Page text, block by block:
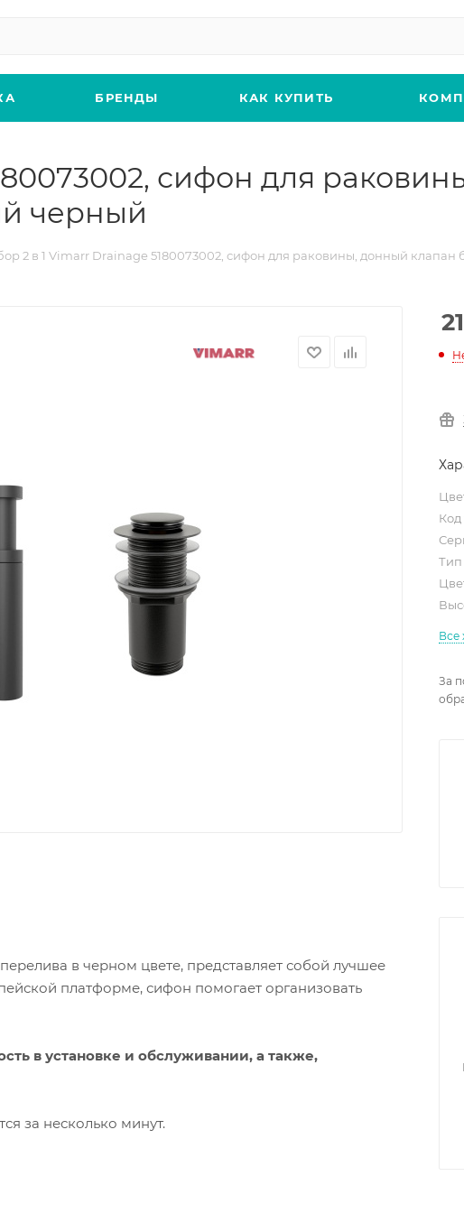
БРЕНДЫ КАК КУПИТЬ
сифон для
черный
2 в 1 Vimarr Drainage 5180073002, сифон для раковины, донный
в черном цвете, представляет собой лучшее
платформе, сифон помогает организовать
в установке и обслуживании, а также,
за несколько минут.
Код
Все
За